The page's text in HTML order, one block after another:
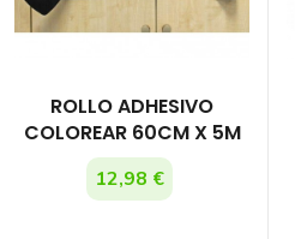
ROLLO ADHESIVO
COLOREAR 60CM X 5M
12,98 €